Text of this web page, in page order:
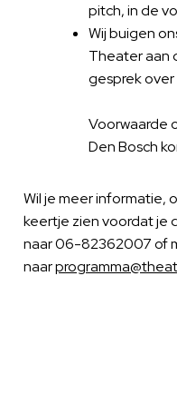
pitch, in de
Wij buigen
Theater aan
gesprek
Voorwaarde
Den Bosch
Wil je meer informatie,
keertje zien voordat je
naar 06-82362007 of
naar